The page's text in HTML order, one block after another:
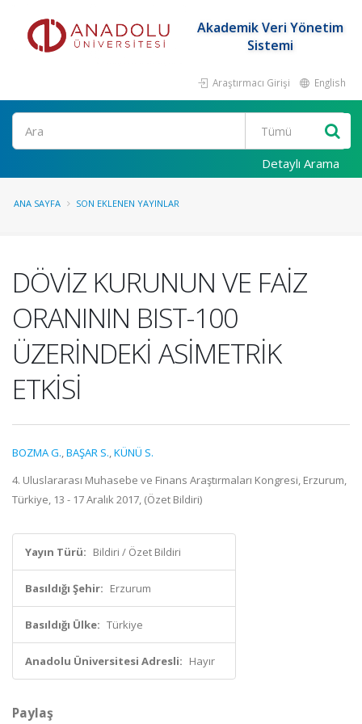
Akademik Veri Yönetim
Sistemi
Araştırmacı Girişi English
Ara
Detaylı Arama
ANA SAYFA SON EKLENEN YAYINLAR
DÖVİZ KURUNUN VE FAİZ
ORANININ BIST-100
ÜZERİNDEKİ ASİMETRİK
ETKİSİ
BOZMA G.,BAŞAR S.,KÜNÜ S.
4. Uluslararası Muhasebe ve Finans Araştırmaları Kongresi, Erzurum,
Türkiye, 13 - 17 Aralık 2017, (Özet Bildiri)
Yayın Türü: Bildiri / Özet Bildiri
Basıldığı Şehir: Erzurum
Basıldığı Ülke: Türkiye
Anadolu Üniversitesi Adresli: Hayır
Paylaş